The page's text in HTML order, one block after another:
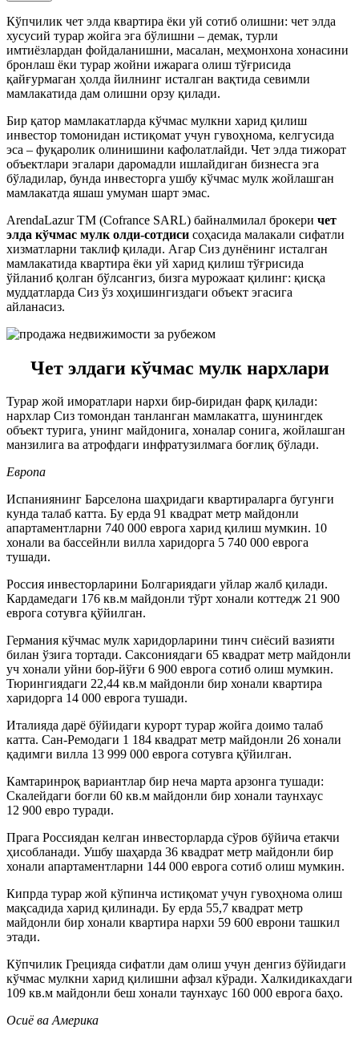
Кўпчилик чет элда квартира ёки уй сотиб олишни: чет элда
хусусий турар жойга эга бўлишни – демак, турли
имтиёзлардан фойдаланишни, масалан, меҳмонхона хонасини
бронлаш ёки турар жойни ижарага олиш тўғрисида
қайғурмаган ҳолда йилнинг исталган вақтида севимли
мамлакатида дам олишни орзу қилади.
Бир қатор мамлакатларда кўчмас мулкни харид қилиш
инвестор томонидан истиқомат учун гувоҳнома, келгусида
эса – фуқаролик олинишини кафолатлайди. Чет элда тижорат
объектлари эгалари даромадли ишлайдиган бизнесга эга
бўладилар, бунда инвесторга ушбу кўчмас мулк жойлашган
мамлакатда яшаш умуман шарт эмас.
ArendaLazur TM (Cofrance SARL) байналмилал брокери чет
элда кўчмас мулк олди-сотдиси соҳасида малакали сифатли
хизматларни таклиф қилади. Агар Сиз дунёнинг исталган
мамлакатида квартира ёки уй харид қилиш тўғрисида
ўйланиб қолган бўлсангиз, бизга мурожаат қилинг: қисқа
муддатларда Сиз ўз хоҳишингиздаги объект эгасига
айланасиз.
Чет элдаги кўчмас мулк нархлари
Турар жой иморатлари нархи бир-биридан фарқ қилади:
нархлар Сиз томондан танланган мамлакатга, шунингдек
объект турига, унинг майдонига, хоналар сонига, жойлашган
манзилига ва атрофдаги инфратузилмага боғлиқ бўлади.
Европа
Испаниянинг Барселона шаҳридаги квартираларга бугунги
кунда талаб катта. Бу ерда 91 квадрат метр майдонли
апартаментларни 740 000 еврога харид қилиш мумкин. 10
хонали ва бассейнли вилла харидорга 5 740 000 еврога
тушади.
Россия инвесторларини Болгариядаги уйлар жалб қилади.
Кардамедаги 176 кв.м майдонли тўрт хонали коттедж 21 900
еврога сотувга қўйилган.
Германия кўчмас мулк харидорларини тинч сиёсий вазияти
билан ўзига тортади. Саксониядаги 65 квадрат метр майдонли
уч хонали уйни бор-йўғи 6 900 еврога сотиб олиш мумкин.
Тюрингиядаги 22,44 кв.м майдонли бир хонали квартира
харидорга 14 000 еврога тушади.
Италияда дарё бўйидаги курорт турар жойга доимо талаб
катта. Сан-Ремодаги 1 184 квадрат метр майдонли 26 хонали
қадимги вилла 13 999 000 еврога сотувга қўйилган.
Камтаринроқ вариантлар бир неча марта арзонга тушади:
Скалейдаги боғли 60 кв.м майдонли бир хонали таунхаус
12 900 евро туради.
Прага Россиядан келган инвесторларда сўров бўйича етакчи
ҳисобланади. Ушбу шаҳарда 36 квадрат метр майдонли бир
хонали апартаментларни 144 000 еврога сотиб олиш мумкин.
Кипрда турар жой кўпинча истиқомат учун гувоҳнома олиш
мақсадида харид қилинади. Бу ерда 55,7 квадрат метр
майдонли бир хонали квартира нархи 59 600 еврони ташкил
этади.
Кўпчилик Грецияда сифатли дам олиш учун денгиз бўйидаги
кўчмас мулкни харид қилишни афзал кўради. Халкидикахдаги
109 кв.м майдонли беш хонали таунхаус 160 000 еврога баҳо.
Осиё ва Америка